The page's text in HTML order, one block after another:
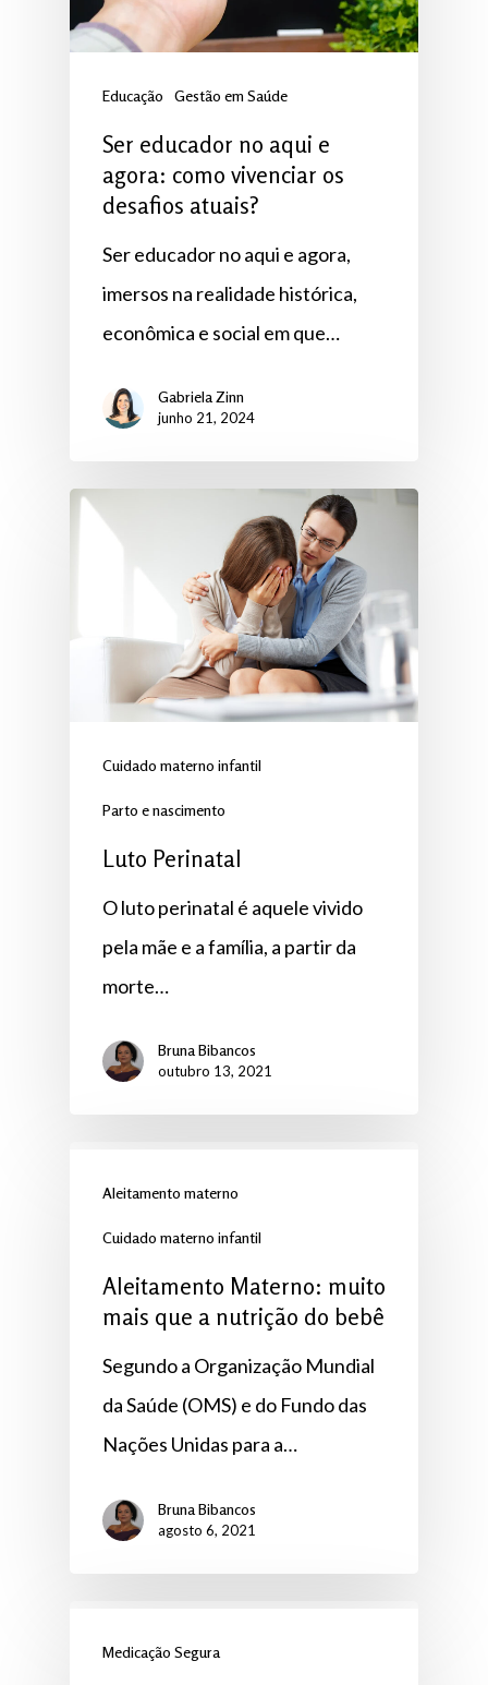
Educação Gestão em Saúde
Ser educador no aqui e
agora: como vivenciar os
desafios atuais?
Ser educador no aqui e agora,
imersos na realidade histórica,
econômica e social em que…
Gabriela Zinn
junho 21, 2024
Cuidado materno infantil
Parto e nascimento
Luto Perinatal
O luto perinatal é aquele vivido
pela mãe e a família, a partir da
morte…
Bruna Bibancos
outubro 13, 2021
Aleitamento materno
Cuidado materno infantil
Aleitamento Materno: muito
mais que a nutrição do bebê
Segundo a Organização Mundial
da Saúde (OMS) e do Fundo das
Nações Unidas para a…
Bruna Bibancos
agosto 6, 2021
Medicação Segura